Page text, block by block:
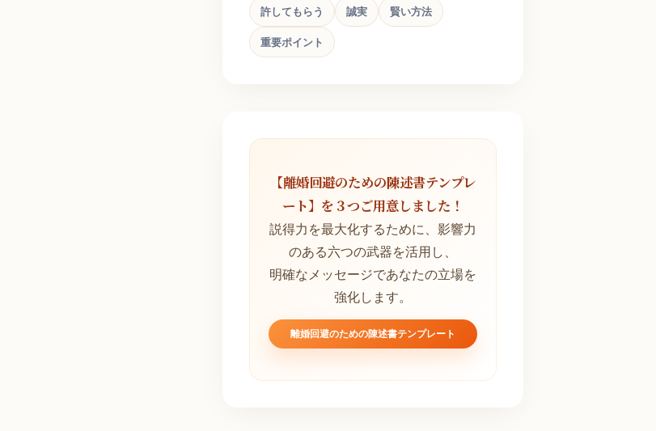
許してもらう 誠実 賢い方法
重要ポイント
【離婚回避のための陳述書テンプレ
ート】を３つご用意しました！
説得力を最大化するために、影響力
のある六つの武器を活用し、
明確なメッセージであなたの立場を
強化します。
離婚回避のための陳述書テンプレート